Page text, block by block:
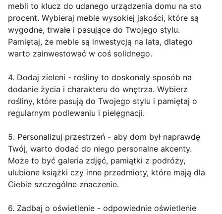
mebli to klucz do udanego urządzenia domu na sto
procent. Wybieraj meble wysokiej jakości, które są
wygodne, trwałe i pasujące do Twojego stylu.
Pamiętaj, że meble są inwestycją na lata, dlatego
warto zainwestować w coś solidnego.
4. Dodaj zieleni - rośliny to doskonały sposób na
dodanie życia i charakteru do wnętrza. Wybierz
rośliny, które pasują do Twojego stylu i pamiętaj o
regularnym podlewaniu i pielęgnacji.
5. Personalizuj przestrzeń - aby dom był naprawdę
Twój, warto dodać do niego personalne akcenty.
Może to być galeria zdjęć, pamiątki z podróży,
ulubione książki czy inne przedmioty, które mają dla
Ciebie szczególne znaczenie.
6. Zadbaj o oświetlenie - odpowiednie oświetlenie